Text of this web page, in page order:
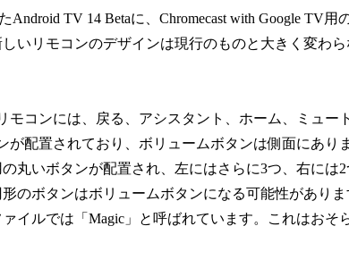
Android TV 14 Betaに、Chromecast with Google TV
いリモコンのデザインは現行のものと大きく変わ
モコンには、戻る、アシスタント、ホーム、ミュー
が配置されており、ボリュームボタンは側面にあり
丸いボタンが配置され、左にはさらに3つ、右には
のボタンはボリュームボタンになる可能性があり
イルでは「Magic」と呼ばれています。これはおそ